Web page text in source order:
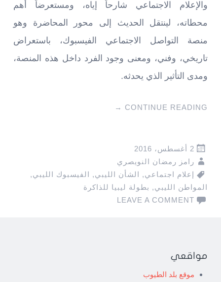
والإعلام الاجتماعي شارحاً إياه، ومستعرضاً أهم
محطاته، لينتقل الحديث إلى محور المحاضرة وهو
منصة التواصل الاجتماعي الفيسبوك، باستعراض
تاريخي، وفني، ومعنى وجود الفرد داخل هذه المنصة،
ومدى التأثير الذي يحدثه.
CONTINUE READING
→
2 أغسطس، 2016
رامز رمضان النويصري
إعلام اجتماعي, الشأن الليبي, الفيسبوك الليبي,
المواطن الليبي, بطولة ليبيا للذاكرة
LEAVE A COMMENT
مواقعي
موقع بلد الطيوب